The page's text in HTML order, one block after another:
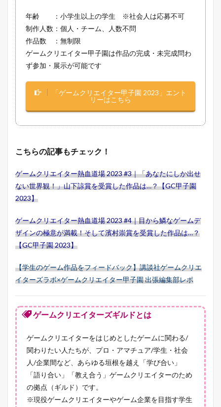
年齢 ：小学生以上の学生 ※社会人は応募不可
制作人数：個人・チーム、人数不問
作品数 ：無制限
ゲームクリエイター甲子園は作品の完成・未完成問わ
ず参加・展示が可能です
「ゲームクリエイター甲子園 2023」エント
リーはこちら
こちらの記事もチェック！
ゲームクリエイター熱血道場 2023 #3｜「あなたにしか出せ
ない世界観！」山下諒賞を受賞した作品は…？【GC甲子園
2023】
ゲームクリエイター熱血道場 2023 #4｜目から鱗なゲームデ
ザインの極意が満載！そして濱村崇賞を受賞した作品は…？
【GC甲子園 2023】
【学生のゲーム作品をフィードバック】講談社ゲームクリエ
イターズラボ×ゲームクリエイター甲子園 出張編集部レポ
ゲームクリエイターズギルドとは
ゲームクリエイターをはじめとしたゲームに関わる/
関わりたい人たちが、プロ・アマチュア/学生・社会
人/企業間など、あらゆる垣根を越え「学び合い」
「語り合い」「教え合う」ゲームクリエイターのため
の拠点（ギルド）です。
※現役ゲームクリエイターやゲーム企業を目指す学生